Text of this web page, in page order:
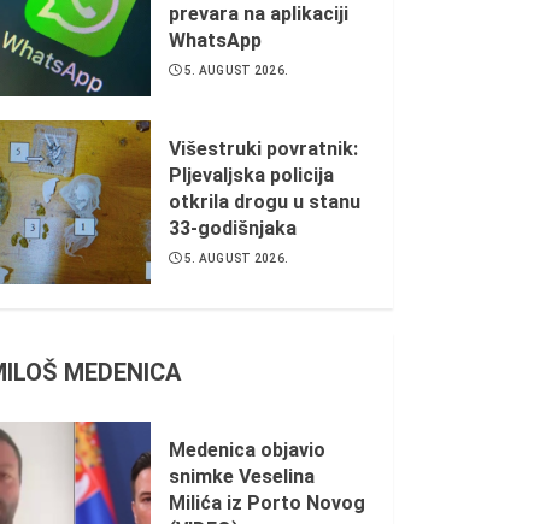
prevara na aplikaciji
WhatsApp
5. AUGUST 2026.
Višestruki povratnik:
Pljevaljska policija
otkrila drogu u stanu
33-godišnjaka
5. AUGUST 2026.
MEDENICA
Medenica objavio
snimke Veselina
Milića iz Porto Novog